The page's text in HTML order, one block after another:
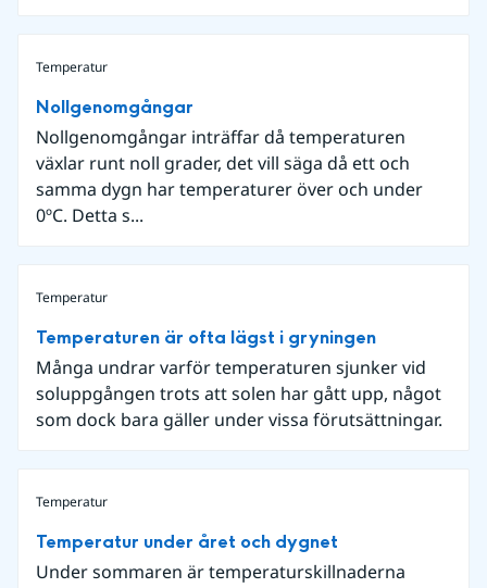
Temperatur
Nollgenomgångar
Nollgenomgångar inträffar då temperaturen
växlar runt noll grader, det vill säga då ett och
samma dygn har temperaturer över och under
0ºC. Detta s...
Temperatur
Temperaturen är ofta lägst i gryningen
Många undrar varför temperaturen sjunker vid
soluppgången trots att solen har gått upp, något
som dock bara gäller under vissa förutsättningar.
Temperatur
Temperatur under året och dygnet
Under sommaren är temperaturskillnaderna